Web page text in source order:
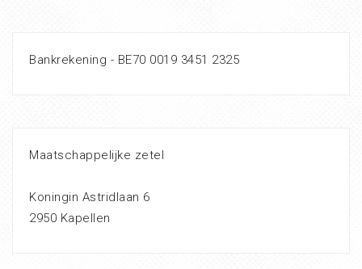
Bankrekening - BE70 0019 3451 2325
Maatschappelijke zetel
Koningin Astridlaan 6
2950 Kapellen